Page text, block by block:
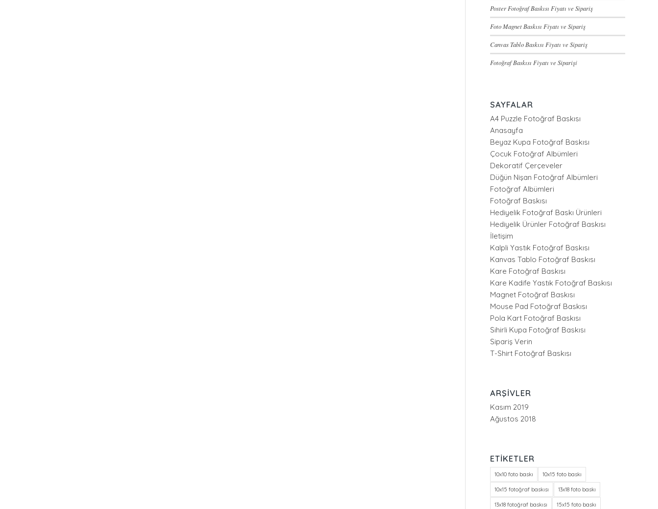
Poster Fotoğraf Baskısı Fiyatı ve Sipariş
Foto Magnet Baskısı Fiyatı ve Sipariş
Canvas Tablo Baskısı Fiyatı ve Sipariş
Fotoğraf Baskısı Fiyatı ve Siparişi
SAYFALAR
A4 Puzzle Fotoğraf Baskısı
Anasayfa
Beyaz Kupa Fotoğraf Baskısı
Çocuk Fotoğraf Albümleri
Dekoratif Çerçeveler
Düğün Nişan Fotoğraf Albümleri
Fotoğraf Albümleri
Fotoğraf Baskısı
Hediyelik Fotoğraf Baskı Ürünleri
Hediyelik Ürünler Fotoğraf Baskısı
İletişim
Kalpli Yastık Fotoğraf Baskısı
Kanvas Tablo Fotoğraf Baskısı
Kare Fotoğraf Baskısı
Kare Kadife Yastık Fotoğraf Baskısı
Magnet Fotoğraf Baskısı
Mouse Pad Fotoğraf Baskısı
Pola Kart Fotoğraf Baskısı
Sihirli Kupa Fotoğraf Baskısı
Sipariş Verin
T-Shirt Fotoğraf Baskısı
ARŞIVLER
Kasım 2019
Ağustos 2018
ETIKETLER
10x10 foto baskı 10x15 foto baskı
10x15 fotoğraf baskısı 13x18 foto baskı
13x18 fotoğraf baskısı 15x15 foto baskı